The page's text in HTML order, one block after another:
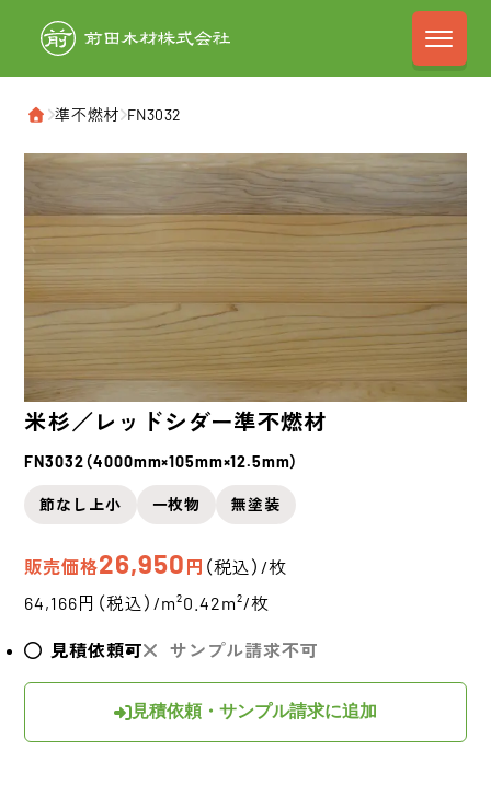
前田木材株式
ホーム
›準不燃材›FN3032
米杉／レッドシダー準不燃材
FN3032（4000mm×105mm×12.5mm）
節なし上小 一枚物 無塗装
販売価格26,950 円 （税込）/枚
64,166円（税込）/m²0.42m²/枚
見積依頼可 サンプル請求不可
見積依頼・サンプル請求に追加